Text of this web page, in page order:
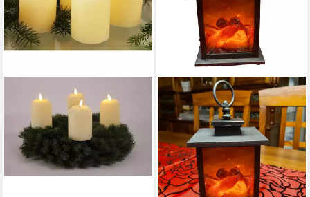
BY PEHA
Dekokamin PT-11005 LED
Laterne Dekokamin
Tischkamin Feuersimulation
12x12x18cm
18,90 €
lieferbar - in 4-5 Werktagen bei dir